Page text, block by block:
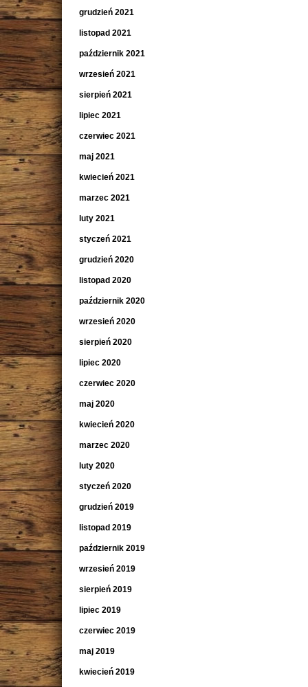
grudzień 2021
listopad 2021
październik 2021
wrzesień 2021
sierpień 2021
lipiec 2021
czerwiec 2021
maj 2021
kwiecień 2021
marzec 2021
luty 2021
styczeń 2021
grudzień 2020
listopad 2020
październik 2020
wrzesień 2020
sierpień 2020
lipiec 2020
czerwiec 2020
maj 2020
kwiecień 2020
marzec 2020
luty 2020
styczeń 2020
grudzień 2019
listopad 2019
październik 2019
wrzesień 2019
sierpień 2019
lipiec 2019
czerwiec 2019
maj 2019
kwiecień 2019